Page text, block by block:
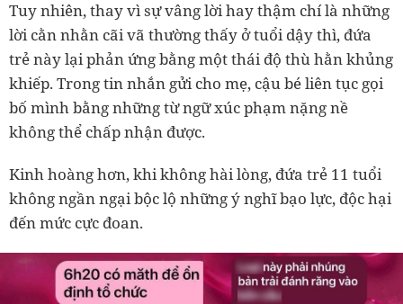
Tuy nhiên, thay vì sự vâng lời hay thậm chí là những
lời cằn nhằn cãi vã thường thấy ở tuổi dậy thì, đứa
trẻ này lại phản ứng bằng một thái độ thù hằn khủng
khiếp. Trong tin nhắn gửi cho mẹ, cậu bé liên tục gọi
bố mình bằng những từ ngữ xúc phạm nặng nề
không thể chấp nhận được.
Kinh hoàng hơn, khi không hài lòng, đứa trẻ 11 tuổi
không ngần ngại bộc lộ những ý nghĩ bạo lực, độc hại
đến mức cực đoan.